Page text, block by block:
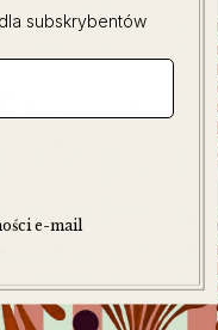
Umieść w butelce
do butelki 750 ml lub
Napełnij butelkę
subskrybentów
e-mail